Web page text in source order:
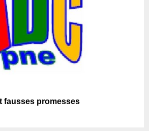
fausses promesses